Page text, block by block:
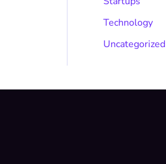
Technology
Uncategorized